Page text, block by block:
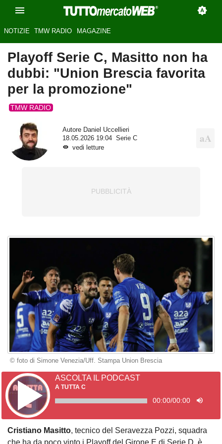
NOTIZIE TMW RADIO MAGAZINE
Playoff Serie C, Masitto non ha
dubbi: "Union Brescia favorita
per la promozione"
TMW RADIO
Autore Daniel Uccellieri
18.05.2026 19:04
Serie C
vedi letture
© foto di Simone Venezia/Uff. Stampa Union Brescia
ASCOLTA IL PODCAST
A TUTTA C
00:00/00:00
Cristiano Masitto, tecnico del Seravezza Pozzi, squadra